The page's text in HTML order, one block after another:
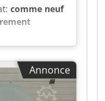
comme neuf
ligne de
MODULES
en 2023. Il
panneaux
à la fois les
et de produire
Annonce